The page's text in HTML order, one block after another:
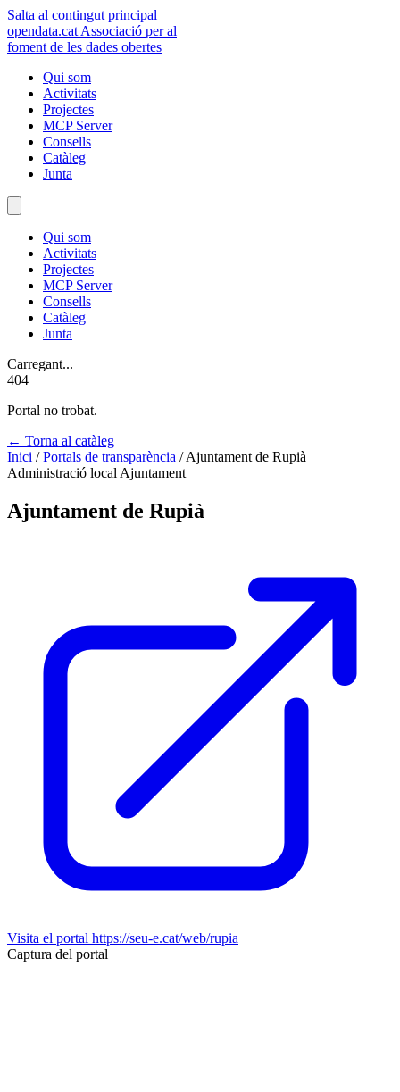
Salta al contingut principal
opendata.cat Associació per al
foment de les dades obertes
Qui som
Activitats
Projectes
MCP Server
Consells
Catàleg
Junta
Qui som
Activitats
Projectes
MCP Server
Consells
Catàleg
Junta
Carregant...
404
Portal no trobat.
← Torna al catàleg
Inici / Portals de transparència / Ajuntament de Rupià
Administració local Ajuntament
Ajuntament de Rupià
Visita el portal https://seu-e.cat/web/rupia
Captura del portal